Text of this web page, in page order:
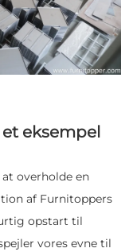
eksempel
overholde en
af Furnitoppers
opstart til
vores evne til